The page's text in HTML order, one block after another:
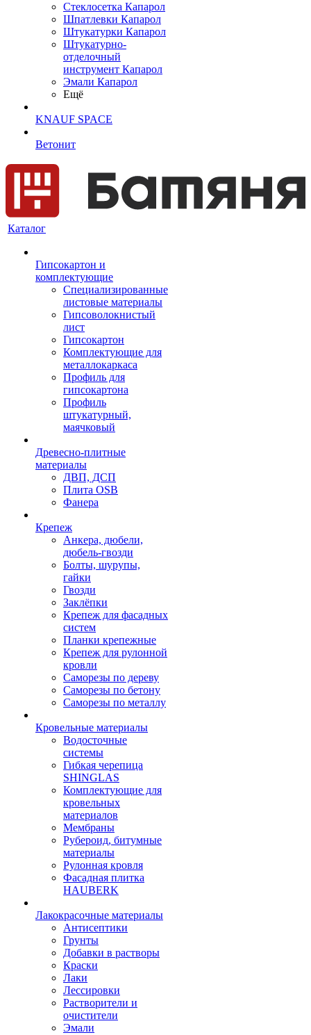
Cтеклосетка Капарол
Шпатлевки Капарол
Штукатурки Капарол
Штукатурно-
отделочный
инструмент Капарол
Эмали Капарол
Ещё
KNAUF SPACE
Ветонит
Каталог
Гипсокартон и
комплектующие
Специализированные
листовые материалы
Гипсоволокнистый
лист
Гипсокартон
Комплектующие для
металлокаркаса
Профиль для
гипсокартона
Профиль
штукатурный,
маячковый
Древесно-плитные
материалы
ДВП, ДСП
Плита OSB
Фанера
Крепеж
Анкера, дюбели,
дюбель-гвозди
Болты, шурупы,
гайки
Гвозди
Заклёпки
Крепеж для фасадных
систем
Планки крепежные
Крепеж для рулонной
кровли
Саморезы по дереву
Саморезы по бетону
Саморезы по металлу
Кровельные материалы
Водосточные
системы
Гибкая черепица
SHINGLAS
Комплектующие для
кровельных
материалов
Мембраны
Рубероид, битумные
материалы
Рулонная кровля
Фасадная плитка
HAUBERK
Лакокрасочные материалы
Антисептики
Грунты
Добавки в растворы
Краски
Лаки
Лессировки
Растворители и
очистители
Эмали